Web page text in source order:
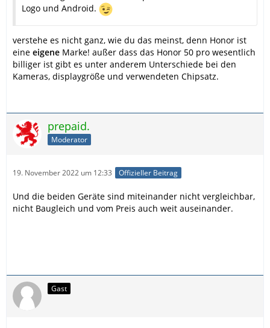
Logo und Android.
verstehe es nicht ganz, wie du das meinst, denn Honor ist
eine eigene Marke! außer dass das Honor 50 pro wesentlich
billiger ist gibt es unter anderem Unterschiede bei den
Kameras, displaygröße und verwendeten Chipsatz.
prepaid.
Moderator
19. November 2022 um 12:33 Offizieller Beitrag
Und die beiden Geräte sind miteinander nicht vergleichbar,
nicht Baugleich und vom Preis auch weit auseinander.
Gast